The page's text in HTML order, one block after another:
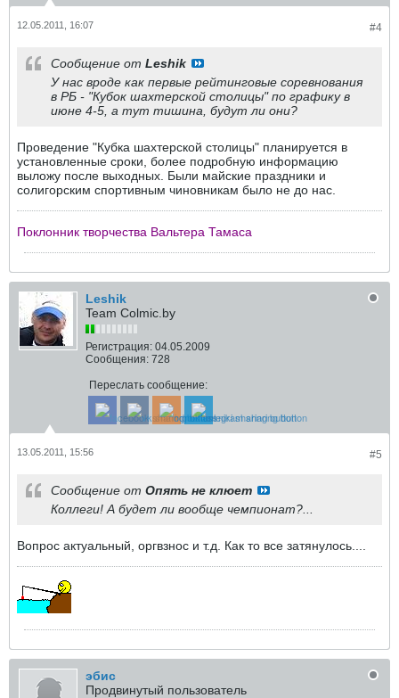
#4
12.05.2011, 16:07
Сообщение от Leshik
У нас вроде как первые рейтинговые соревнования
в РБ - "Кубок шахтерской столицы" по графику в
июне 4-5, а тут тишина, будут ли они?
Проведение "Кубка шахтерской столицы" планируется в
установленные сроки, более подробную информацию
выложу после выходных. Были майские праздники и
солигорским спортивным чиновникам было не до нас.
Поклонник творчества Вальтера Тамаса
Leshik
Team Colmic.by
Регистрация: 04.05.2009
Сообщения: 728
Переслать сообщение:
#5
13.05.2011, 15:56
Сообщение от Опять не клюет
Коллеги! А будет ли вообще чемпионат?...
Вопрос актуальный, оргвзнос и т.д. Как то все затянулось....
эбис
Продвинутый пользователь